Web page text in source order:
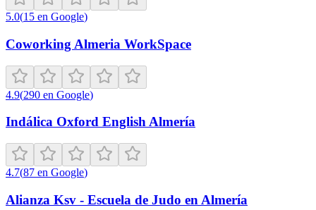
5.0(15 en Google)
Coworking Almeria WorkSpace
4.9(290 en Google)
Indálica Oxford English Almería
4.7(87 en Google)
Alianza Ksv - Escuela de Judo en Almería